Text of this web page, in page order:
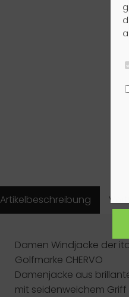
Artikelbeschreibung
Damen Windjacke der
Golfmarke CHERVO
Damenjacke aus
mit seidenweichem